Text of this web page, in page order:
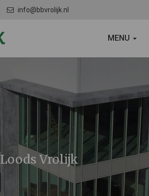
info@bbvrolijk.nl
SCHAKEL
MENU
Loods Vrolijk